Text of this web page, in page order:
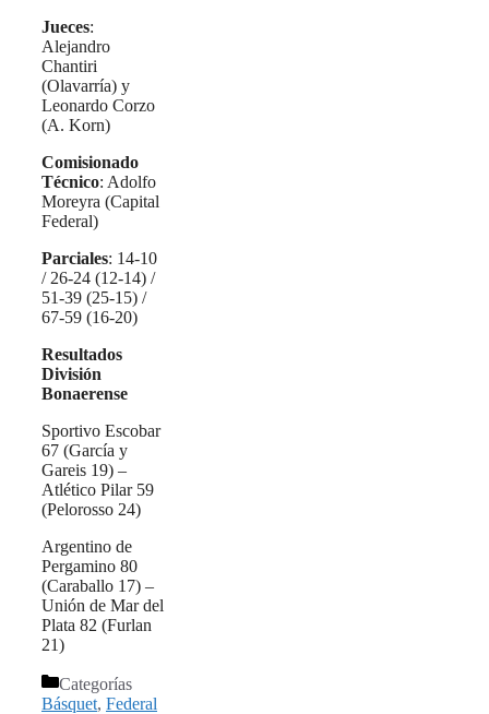
Jueces:
Alejandro
Chantiri
(Olavarría) y
Leonardo Corzo
(A. Korn)
Comisionado
Técnico: Adolfo
Moreyra (Capital
Federal)
Parciales: 14-10
/ 26-24 (12-14) /
51-39 (25-15) /
67-59 (16-20)
Resultados
División
Bonaerense
Sportivo Escobar
67 (García y
Gareis 19) –
Atlético Pilar 59
(Pelorosso 24)
Argentino de
Pergamino 80
(Caraballo 17) –
Unión de Mar del
Plata 82 (Furlan
21)
Categorías
Básquet, Federal